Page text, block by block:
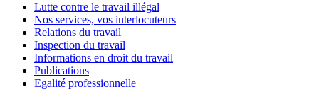
Lutte contre le travail illégal
Nos services, vos interlocuteurs
Relations du travail
Inspection du travail
Informations en droit du travail
Publications
Egalité professionnelle